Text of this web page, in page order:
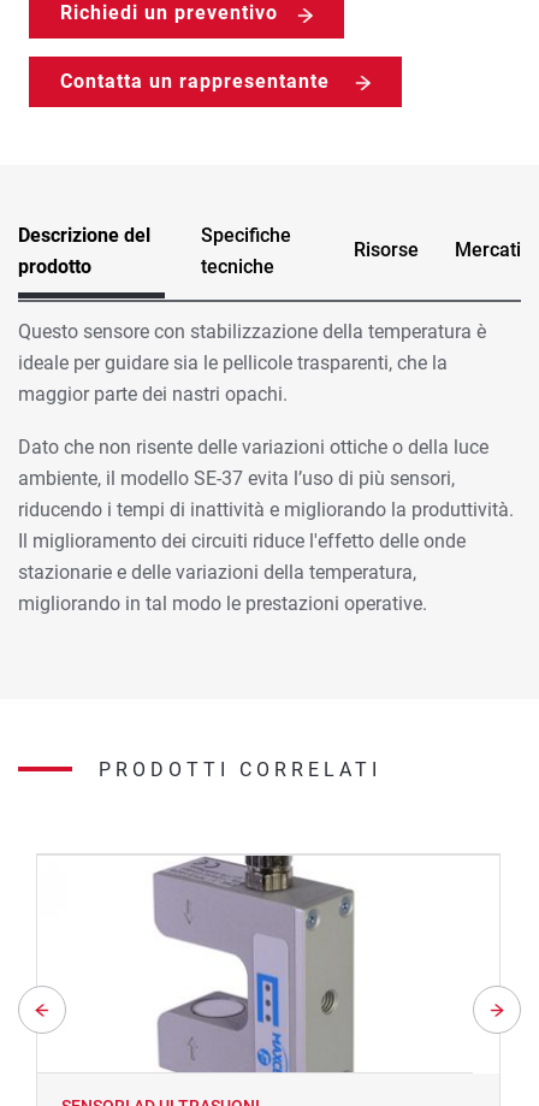
Richiedi un preventivo
Contatta un rappresentante
Descrizione del
prodotto
Specifiche
tecniche
Risorse Mercati
Questo sensore con stabilizzazione della temperatura è
ideale per guidare sia le pellicole trasparenti, che la
maggior parte dei nastri opachi.
Dato che non risente delle variazioni ottiche o della luce
ambiente, il modello SE-37 evita l’uso di più sensori,
riducendo i tempi di inattività e migliorando la produttività.
Il miglioramento dei circuiti riduce l'effetto delle onde
stazionarie e delle variazioni della temperatura,
migliorando in tal modo le prestazioni operative.
PRODOTTI CORRELATI